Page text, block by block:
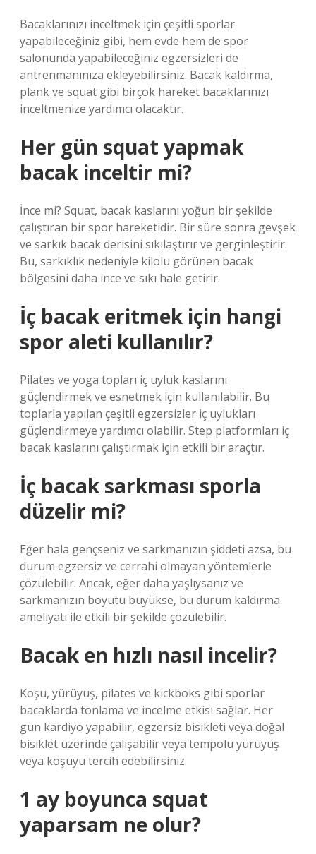
Bacaklarınızı inceltmek için çeşitli sporlar
yapabileceğiniz gibi, hem evde hem de spor
salonunda yapabileceğiniz egzersizleri de
antrenmanınıza ekleyebilirsiniz. Bacak kaldırma,
plank ve squat gibi birçok hareket bacaklarınızı
inceltmenize yardımcı olacaktır.
Her gün squat yapmak
bacak inceltir mi?
İnce mi? Squat, bacak kaslarını yoğun bir şekilde
çalıştıran bir spor hareketidir. Bir süre sonra gevşek
ve sarkık bacak derisini sıkılaştırır ve gerginleştirir.
Bu, sarkıklık nedeniyle kilolu görünen bacak
bölgesini daha ince ve sıkı hale getirir.
İç bacak eritmek için hangi
spor aleti kullanılır?
Pilates ve yoga topları iç uyluk kaslarını
güçlendirmek ve esnetmek için kullanılabilir. Bu
toplarla yapılan çeşitli egzersizler iç uylukları
güçlendirmeye yardımcı olabilir. Step platformları iç
bacak kaslarını çalıştırmak için etkili bir araçtır.
İç bacak sarkması sporla
düzelir mi?
Eğer hala gençseniz ve sarkmanızın şiddeti azsa, bu
durum egzersiz ve cerrahi olmayan yöntemlerle
çözülebilir. Ancak, eğer daha yaşlıysanız ve
sarkmanızın boyutu büyükse, bu durum kaldırma
ameliyatı ile etkili bir şekilde çözülebilir.
Bacak en hızlı nasıl incelir?
Koşu, yürüyüş, pilates ve kickboks gibi sporlar
bacaklarda tonlama ve incelme etkisi sağlar. Her
gün kardiyo yapabilir, egzersiz bisikleti veya doğal
bisiklet üzerinde çalışabilir veya tempolu yürüyüş
veya koşuyu tercih edebilirsiniz.
1 ay boyunca squat
yaparsam ne olur?